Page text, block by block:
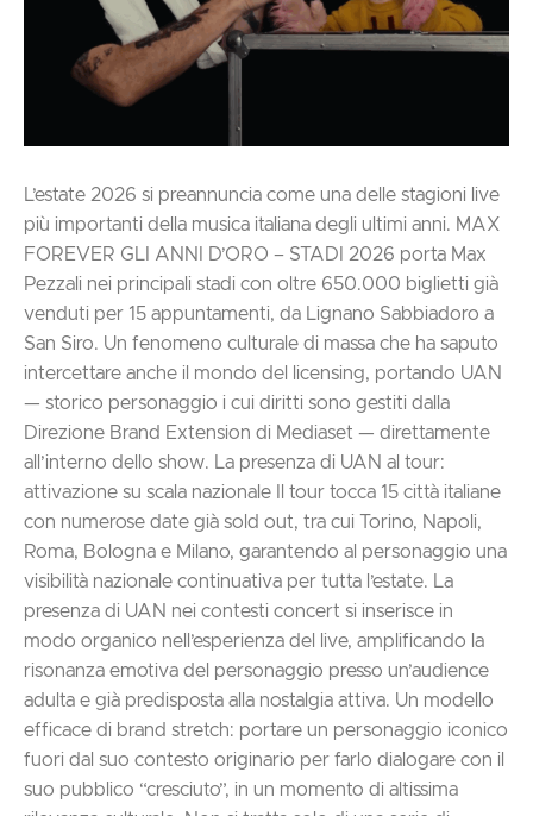
L’estate 2026 si preannuncia come una delle stagioni live
più importanti della musica italiana degli ultimi anni. MAX
FOREVER GLI ANNI D’ORO – STADI 2026 porta Max
Pezzali nei principali stadi con oltre 650.000 biglietti già
venduti per 15 appuntamenti, da Lignano Sabbiadoro a
San Siro. Un fenomeno culturale di massa che ha saputo
intercettare anche il mondo del licensing, portando UAN
— storico personaggio i cui diritti sono gestiti dalla
Direzione Brand Extension di Mediaset — direttamente
all’interno dello show. La presenza di UAN al tour:
attivazione su scala nazionale Il tour tocca 15 città italiane
con numerose date già sold out, tra cui Torino, Napoli,
Roma, Bologna e Milano, garantendo al personaggio una
visibilità nazionale continuativa per tutta l’estate. La
presenza di UAN nei contesti concert si inserisce in
modo organico nell’esperienza del live, amplificando la
risonanza emotiva del personaggio presso un’audience
adulta e già predisposta alla nostalgia attiva. Un modello
efficace di brand stretch: portare un personaggio iconico
fuori dal suo contesto originario per farlo dialogare con il
suo pubblico “cresciuto”, in un momento di altissima